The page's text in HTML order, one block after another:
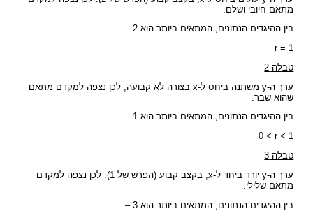
מתאם חיובי ושלם.
בין ההיגדים הנתונים, המתאים ביותר הוא 2 –
r = 1
טבלה 2
ערך ה-y משתנה ביחס ל-x בצורה לא קבועה, לכן נצפה למקדם מתאם
שהוא שבר.
בין ההיגדים הנתונים, המתאים ביותר הוא 1 –
0 < r < 1
טבלה 3
ערך ה-y יורד ביחד ל-x, בקצב קבוע (הפרש של 1). לכן נצפה למקדם
מתאם שלילי.
בין ההיגדים הנתונים, המתאים ביותר הוא 3 –